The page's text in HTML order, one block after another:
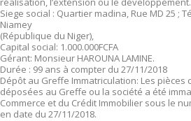
Siege social : Quartier madina, Rue MD 25 ;
Niamey
(République du Niger),
Capital social: 1.000.000FCFA
Gérant: Monsieur HAROUNA LAMINE.
Durée : 99 ans à compter du 27/11/2018
Dépôt au Greffe Immatriculation: Les pièces
déposées au Greffe ou la société a été
Commerce et du Crédit Immobilier sous le
en date du 27/11/2018.